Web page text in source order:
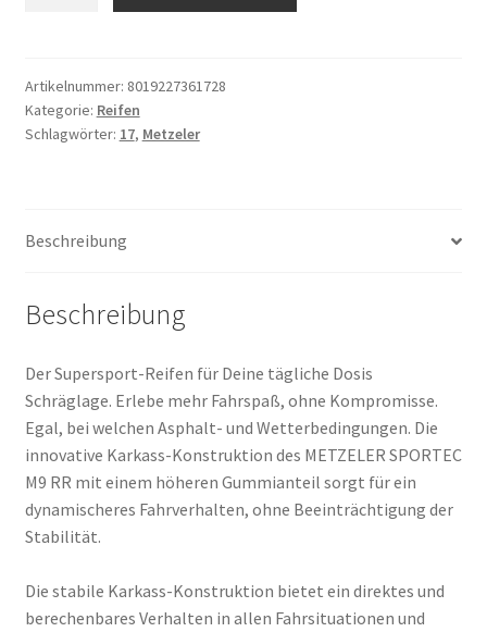
RR
190/50
ZR
(Hinterreifen)
Artikelnummer: 8019227361728
Kategorie: Reifen
Schlagwörter: 17, Metzeler
Beschreibung
Beschreibung
Der Supersport-Reifen für Deine tägliche Dosis
Schräglage. Erlebe mehr Fahrspaß, ohne Kompromisse.
Egal, bei welchen Asphalt- und Wetterbedingungen. Die
innovative Karkass-Konstruktion des METZELER SPORTEC
M9 RR mit einem höheren Gummianteil sorgt für ein
dynamischeres Fahrverhalten, ohne Beeinträchtigung der
Stabilität.
Die stabile Karkass-Konstruktion bietet ein direktes und
berechenbares Verhalten in allen Fahrsituationen und